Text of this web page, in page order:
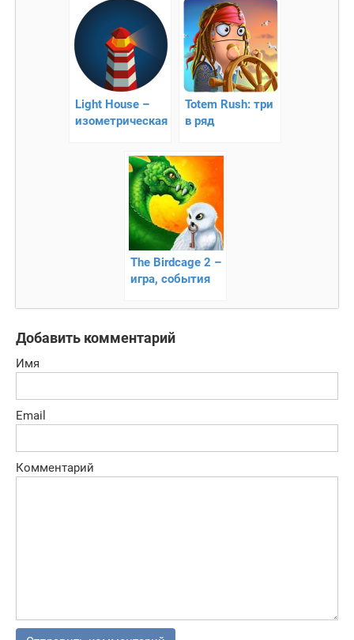
Light House –
изометрическая
Totem Rush: три
в ряд
The Birdcage 2 –
игра, события
разворачиваются
в мире магии!
Добавить комментарий
Имя
Email
Комментарий